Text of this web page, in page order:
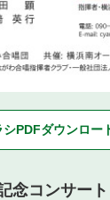
シPDFダウンロー
念コンサート